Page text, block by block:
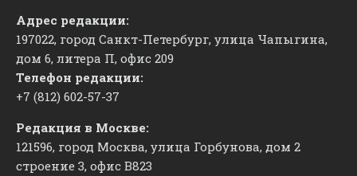
Адрес редакции:
197022, город Санкт-Петербург, улица Чапыгина,
дом 6, литера П, офис 209
Телефон редакции:
+7 (812) 602-57-37
Редакция в Москве:
121596, город Москва, улица Горбунова, дом 2
строение 3, офис ​В823